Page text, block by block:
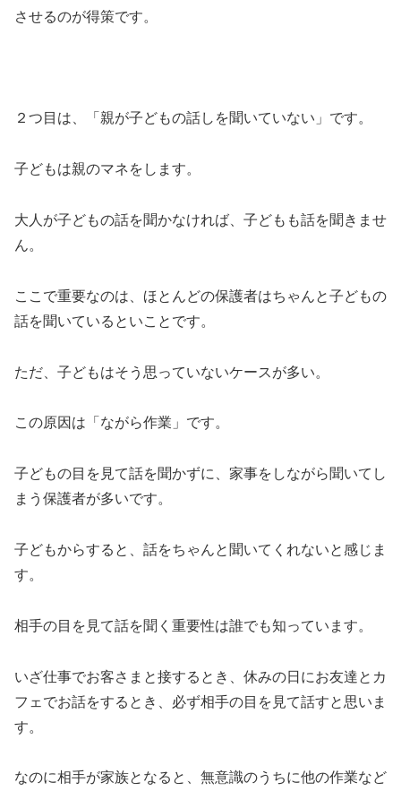
させるのが得策です。
２つ目は、「親が子どもの話しを聞いていない」です。
子どもは親のマネをします。
大人が子どもの話を聞かなければ、子どもも話を聞きませ
ん。
ここで重要なのは、ほとんどの保護者はちゃんと子どもの
話を聞いているといことです。
ただ、子どもはそう思っていないケースが多い。
この原因は「ながら作業」です。
子どもの目を見て話を聞かずに、家事をしながら聞いてし
まう保護者が多いです。
子どもからすると、話をちゃんと聞いてくれないと感じま
す。
相手の目を見て話を聞く重要性は誰でも知っています。
いざ仕事でお客さまと接するとき、休みの日にお友達とカ
フェでお話をするとき、必ず相手の目を見て話すと思いま
す。
なのに相手が家族となると、無意識のうちに他の作業など